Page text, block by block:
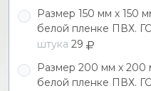
Размер 150 мм х 150
белой пленке ПВХ.
штука 29
Размер 200 мм х 200
белой пленке ПВХ.